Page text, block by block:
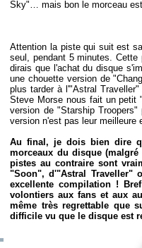
Attention la piste qui suit est
seul, pendant 5 minutes.
dirais que l'achat du disque
une chouette version de
plus tarder à l'"Astral
Steve Morse nous fait un petit
version de "Starship
version n'est pas leur meilleure
Au final, je dois bien dire
morceaux du disque
pistes au contraire sont
"Soon", d'"Astral Traveller"
excellente compilation !
volontiers aux fans et aux
même très regrettable que
difficile vu que le disque est